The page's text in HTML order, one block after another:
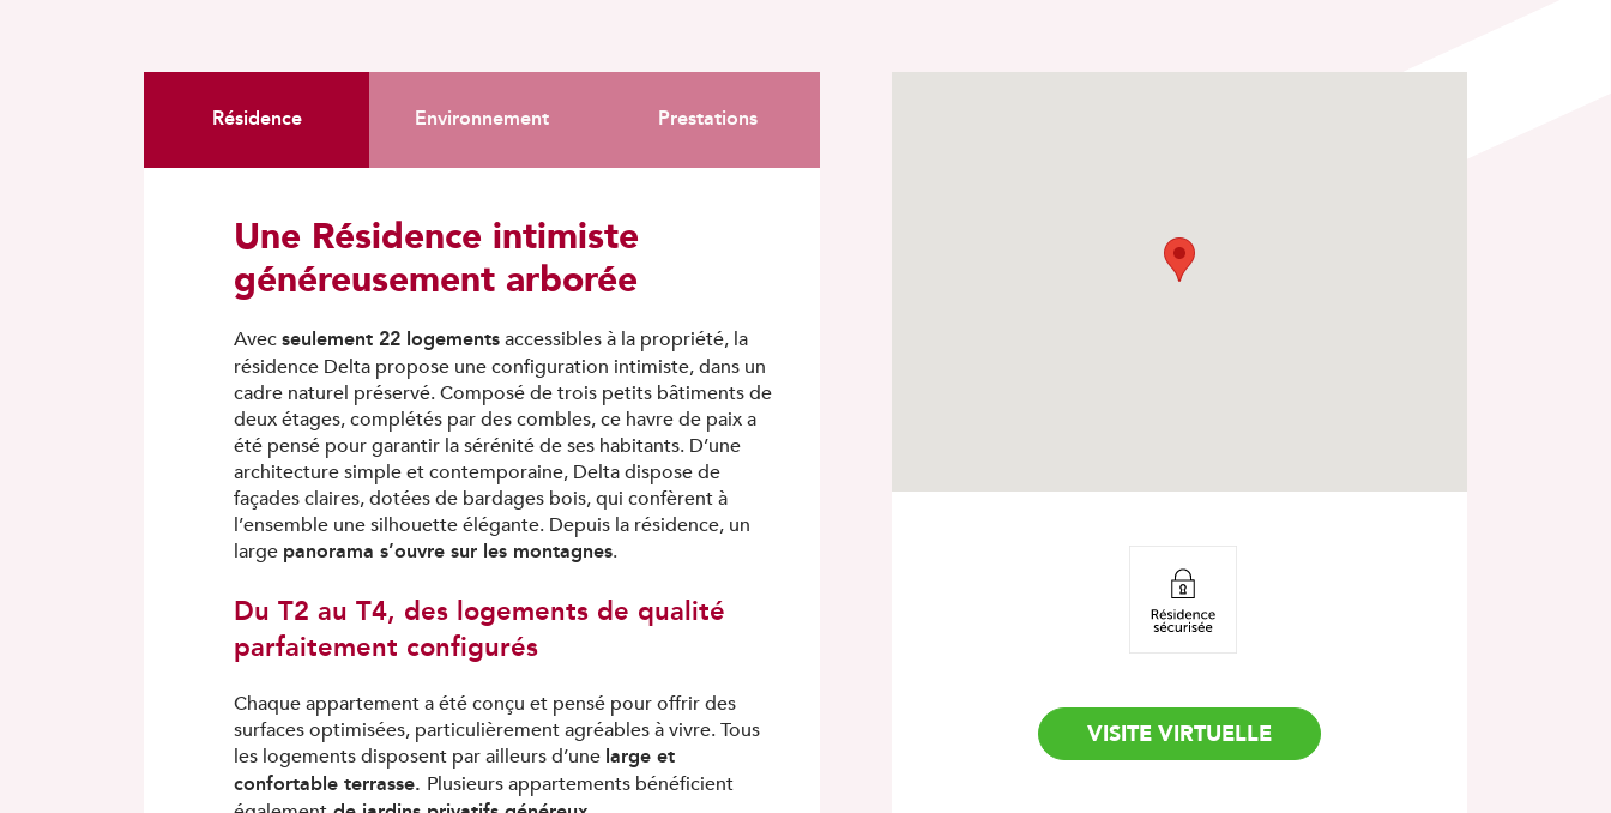
Résidence Environnement Prestations
Une Résidence intimiste
généreusement arborée
Avecseulement 22 logementsaccessibles à la propriété, la
résidence Delta propose une configuration intimiste, dans un
cadre naturel préservé. Composé de trois petits bâtiments de
deux étages, complétés par des combles, ce havre de paix a
été pensé pour garantir la sérénité de ses habitants. D’une
architecture simple et contemporaine, Delta dispose de
façades claires, dotées de bardages bois, qui confèrent à
l’ensemble une silhouette élégante. Depuis la résidence, un
large panorama s’ouvre sur les montagnes.
Du T2 au T4, des logements de qualité
parfaitement configurés
Chaque appartement a été conçu et pensé pour offrir des
surfaces optimisées, particulièrement agréables à vivre. Tous
les logements disposent par ailleurs d’une large et
confortable terrasse. Plusieurs appartements bénéficient
VISITE VIRTUELLE